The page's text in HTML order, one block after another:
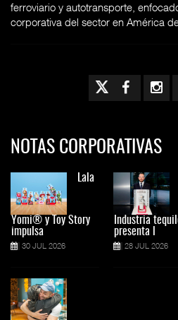
ferroviario y autotransporte,
corporativa del sector en América
NOTAS CORPORATIVAS
Lala
Yomi® y Toy Story
impulsa
30 JUL 2026
Industria
presenta l
28 JUL 2026